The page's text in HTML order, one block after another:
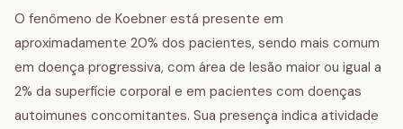
O fenômeno de Koebner está presente em
aproximadamente 20% dos pacientes, sendo mais comum
em doença progressiva, com área de lesão maior ou igual a
2% da superfície corporal e em pacientes com doenças
autoimunes concomitantes. Sua presença indica atividade